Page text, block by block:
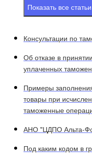
Показать все
Консультации по
Об отказе в
уплаченных
Примеры
товары при
таможенные
АНО "ЦДПО Альта-
Под каким кодом в